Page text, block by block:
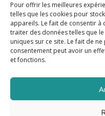
Pour offrir les meilleures
telles que les cookies pour
appareils. Le fait de consentir
traiter des données telles que
uniques sur ce site. Le fait de
consentement peut avoir un
et fonctions.
FAIRE UN DON